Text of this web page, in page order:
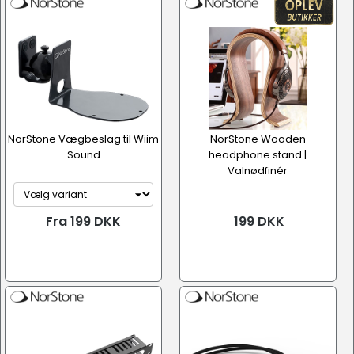
NorStone Vægbeslag til Wiim
Sound
Fra 199 DKK
NorStone Wooden
headphone stand |
Valnødfinér
199 DKK